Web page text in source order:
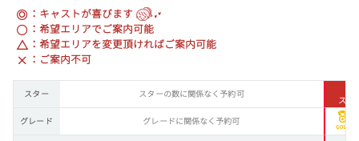
：キャストが喜びます
：希望エリアでご案内可能
：希望エリアを変更頂ければご案内可能
：ご案内不可
スター スターの数に関係なく予約可
スタ
グレード
グレードに関係なく予約可